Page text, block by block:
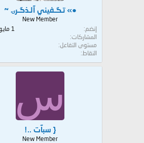
●» تـگـفيني آلـذگـرۍ ~
New Member
إنضم
1 مايو 2011
المشاركات
مستوى التفاعل
النقاط
س
{ سبآت ..!
New Member